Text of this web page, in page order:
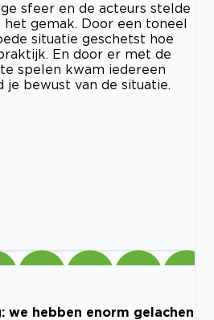
sfeer en de acteurs stelde
gemak. Door een toneel
situatie geschetst hoe
En door er met de
spelen kwam iedereen
je bewust van de situatie.
we hebben enorm gelachen